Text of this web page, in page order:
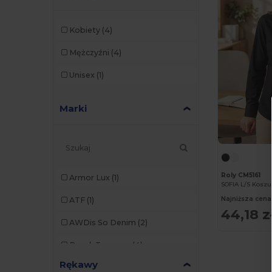
Kobiety (4)
Mężczyźni (4)
Unisex (1)
Marki
Armor Lux (1)
ATF (1)
AWDis So Denim (2)
Brook Taverner (4)
Build Your Brand
Rękawy
Roly CM5161
SOFIA L/S
Najniższa cena:
44,18 zł